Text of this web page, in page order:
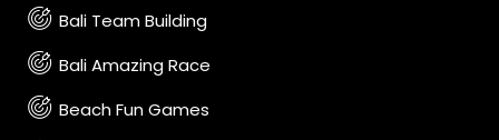
Bali Team Building
Bali Amazing Race
Beach Fun Games